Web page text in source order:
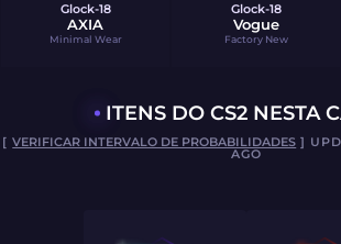
Glock-18
AXIA
Minimal Wear
Glock-18
Vogue
Factory New
ITENS DO CS2 NESTA
[VERIFICAR INTERVALO DE PROBABILIDADES ]
AGO